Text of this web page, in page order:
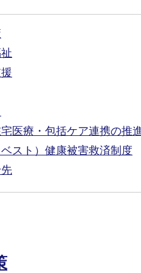
医療・包括ケア連携の推
スト）健康被害救済制度